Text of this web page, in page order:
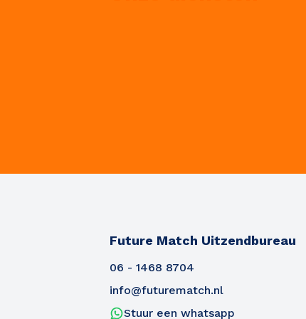
Future Match Uitzendbureau
06 - 1468 8704
info@futurematch.nl
Stuur een whatsapp